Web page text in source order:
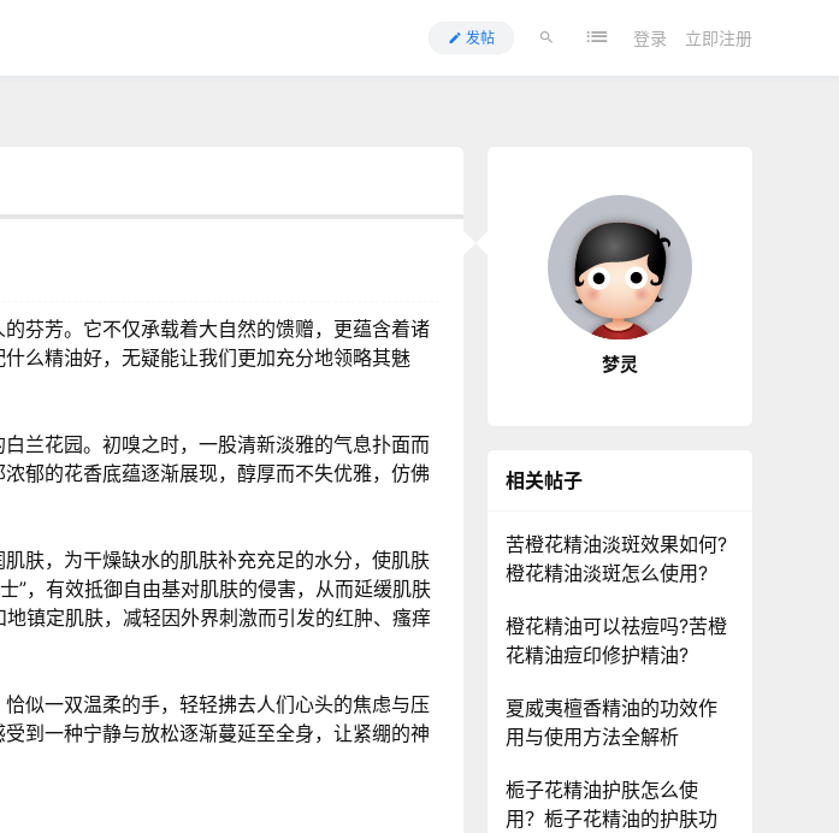
登录 立即注册
发帖
芬芳。它不仅承载着大自然的馈赠，更蕴含着诸
么精油好，无疑能让我们更加充分地领略其魅
兰花园。初嗅之时，一股清新淡雅的气息扑面而
郁的花香底蕴逐渐展现，醇厚而不失优雅，仿佛
肤，为干燥缺水的肌肤补充充足的水分，使肌肤
”，有效抵御自由基对肌肤的侵害，从而延缓肌肤
镇定肌肤，减轻因外界刺激而引发的红肿、瘙痒
似一双温柔的手，轻轻拂去人们心头的焦虑与压
到一种宁静与放松逐渐蔓延至全身，让紧绷的神
梦灵
相关帖子
苦橙花精油淡斑效果如何?
橙花精油淡斑怎么使用?
橙花精油可以祛痘吗?苦橙
花精油痘印修护精油?
夏威夷檀香精油的功效作
用与使用方法全解析
栀子花精油护肤怎么使
用？栀子花精油的护肤功